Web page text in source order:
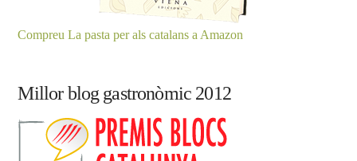
Compreu La pasta per als catalans a Amazon
Millor blog gastronòmic 2012